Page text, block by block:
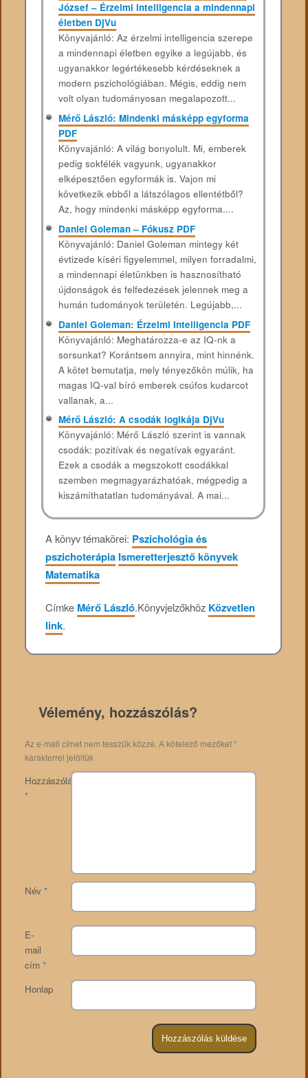
József – Érzelmi intelligencia a mindennapi
életben DjVu
Könyvajánló: Az érzelmi intelligencia szerepe
a mindennapi életben egyike a legújabb, és
ugyanakkor legértékesebb kérdéseknek a
modern pszichológiában. Mégis, eddig nem
volt olyan tudományosan megalapozott...
Mérő László: Mindenki másképp egyforma
PDF
Könyvajánló: A világ bonyolult. Mi, emberek
pedig sokfélék vagyunk, ugyanakkor
elképesztően egyformák is. Vajon mi
következik ebből a látszólagos ellentétből?
Az, hogy mindenki másképp egyforma....
Daniel Goleman – Fókusz PDF
Könyvajánló: Daniel Goleman mintegy két
évtizede kíséri figyelemmel, milyen forradalmi,
a mindennapi életünkben is hasznosítható
újdonságok és felfedezések jelennek meg a
humán tudományok területén. Legújabb,...
Daniel Goleman: Érzelmi Intelligencia PDF
Könyvajánló: Meghatározza-e az IQ-nk a
sorsunkat? Korántsem annyira, mint hinnénk.
A kötet bemutatja, mely tényezőkön múlik, ha
magas IQ-val bíró emberek csúfos kudarcot
vallanak, a...
Mérő László: A csodák logikája DjVu
Könyvajánló: Mérő László szerint is vannak
csodák: pozitívak és negatívak egyaránt.
Ezek a csodák a megszokott csodákkal
szemben megmagyarázhatóak, mégpedig a
kiszámíthatatlan tudományával. A mai...
A könyv témakörei: Pszichológia és
pszichoterápia Ismeretterjesztő könyvek
Matematika
Címke Mérő László.Könyvjelzőkhöz Közvetlen
link.
Vélemény, hozzászólás?
Az e-mail címet nem tesszük közzé. A kötelező mezőket*
karakterrel jelöltük
Hozzászólás
*
Név *
E-
mail
cím *
Honlap